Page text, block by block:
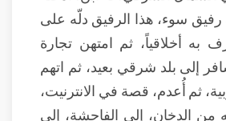
رفيق سوء، هذا الرفيق دلّه على
به أخلاقياً، ثم امتهن تجارة
إلى بلد شرقي بعيد، ثم اتهم
ثم أُعدم، قصة في الانترنيت،
من الدخان، إلى الفاحشة، إلى